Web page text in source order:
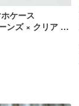
ケース
ンズ × クリア 】
セット NM02K